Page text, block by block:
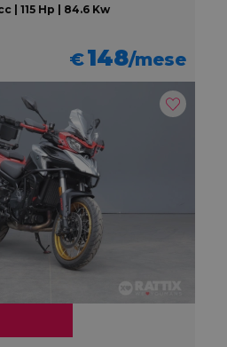
| 115 Hp | 84.6 Kw
€148/mese